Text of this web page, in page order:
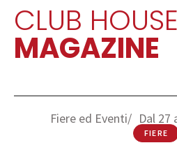
CLUB HOUSE
MAGAZINE
Fiere ed Eventi Dal 27
FIERE